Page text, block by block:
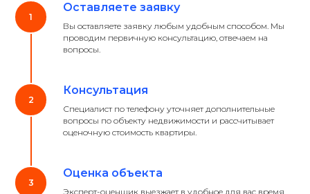
Оставляете заявку
Вы оставляете заявку любым удобным способом. Мы
проводим первичную консультацию, отвечаем на
вопросы.
Консультация
Специалист по телефону уточняет дополнительные
вопросы по объекту недвижимости и рассчитывает
оценочную стоимость квартиры.
Оценка объекта
Эксперт-оценщик выезжает в удобное для вас время